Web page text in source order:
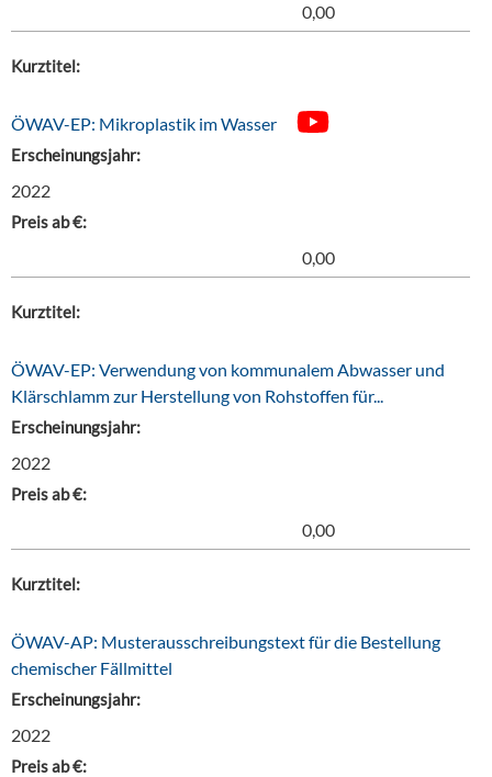
0,00
Kurztitel:
ÖWAV-EP: Mikroplastik im Wasser
Erscheinungsjahr:
2022
Preis ab €:
0,00
Kurztitel:
ÖWAV-EP: Verwendung von kommunalem Abwasser und
Klärschlamm zur Herstellung von Rohstoffen für...
Erscheinungsjahr:
2022
Preis ab €:
0,00
Kurztitel:
ÖWAV-AP: Musterausschreibungstext für die Bestellung
chemischer Fällmittel
Erscheinungsjahr:
2022
Preis ab €: